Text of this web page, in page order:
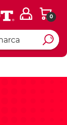
0
Ingresar Codigo